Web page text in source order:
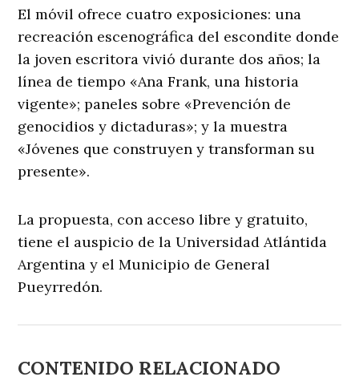
El móvil ofrece cuatro exposiciones: una
recreación escenográfica del escondite donde
la joven escritora vivió durante dos años; la
línea de tiempo «Ana Frank, una historia
vigente»; paneles sobre «Prevención de
genocidios y dictaduras»; y la muestra
«Jóvenes que construyen y transforman su
presente».
La propuesta, con acceso libre y gratuito,
tiene el auspicio de la Universidad Atlántida
Argentina y el Municipio de General
Pueyrredón.
CONTENIDO RELACIONADO